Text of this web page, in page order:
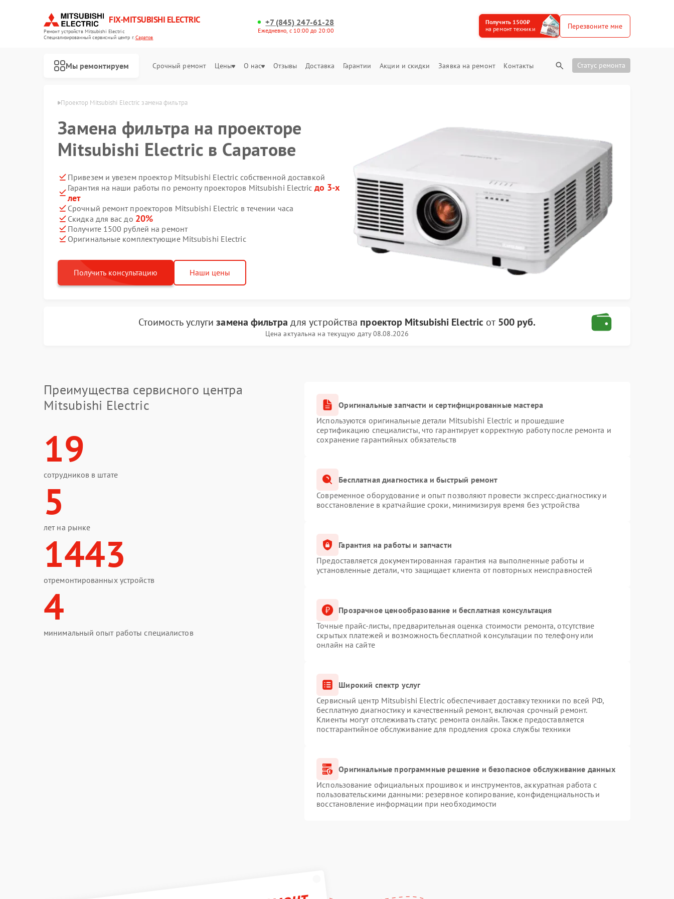
FIX-MITSUBISHI ELECTRIC
Ремонт устройств Mitsubishi Electric
Специализированный cервисный центр г.Саратов
+7 (845) 247-61-28
Ежедневно, с 10:00 до 20:00
Получить 1500₽
на ремонт техники
Перезвоните мне
Мы ремонтируем Срочный ремонт Цены О нас Отзывы Доставка Гарантии Акции и скидки Заявка на ремонт Контакты Статус ремонта
Проектор Mitsubishi Electric замена фильтра
Замена фильтра на проекторе
Mitsubishi Electric в Саратове
Привезем и увезем проектор Mitsubishi Electric собственной доставкой
Гарантия на наши работы по ремонту проекторов Mitsubishi Electric до 3-х
лет
Срочный ремонт проекторов Mitsubishi Electric в течении часа
Скидка для вас до 20%
Получите 1500 рублей на ремонт
Оригинальные комплектующие Mitsubishi Electric
Получить консультацию Наши цены
Стоимость услугизамена фильтра для устройства проектор Mitsubishi Electric от 500 руб.
Цена актуальна на текущую дату 08.08.2026
Преимущества сервисного центра
Mitsubishi Electric
19
сотрудников в штате
5
лет на рынке
1443
отремонтированных устройств
4
минимальный опыт работы специалистов
Оригинальные запчасти и сертифицированные мастера
Используются оригинальные детали Mitsubishi Electric и прошедшие
сертификацию специалисты, что гарантирует корректную работу после ремонта и
сохранение гарантийных обязательств
Бесплатная диагностика и быстрый ремонт
Современное оборудование и опыт позволяют провести экспресс-диагностику и
восстановление в кратчайшие сроки, минимизируя время без устройства
Гарантия на работы и запчасти
Предоставляется документированная гарантия на выполненные работы и
установленные детали, что защищает клиента от повторных неисправностей
Прозрачное ценообразование и бесплатная консультация
Точные прайс-листы, предварительная оценка стоимости ремонта, отсутствие
скрытых платежей и возможность бесплатной консультации по телефону или
онлайн на сайте
Широкий спектр услуг
Сервисный центр Mitsubishi Electric обеспечивает доставку техники по всей РФ,
бесплатную диагностику и качественный ремонт, включая срочный ремонт.
Клиенты могут отслеживать статус ремонта онлайн. Также предоставляется
постгарантийное обслуживание для продления срока службы техники
Оригинальные программные решение и безопасное обслуживание данных
Использование официальных прошивок и инструментов, аккуратная работа с
пользовательскими данными: резервное копирование, конфиденциальность и
восстановление информации при необходимости